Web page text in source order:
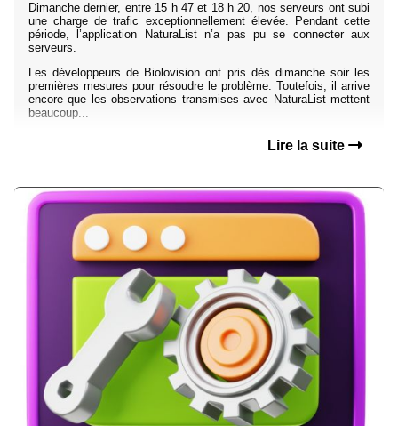
Dimanche dernier, entre 15 h 47 et 18 h 20, nos serveurs ont subi
une charge de trafic exceptionnellement élevée. Pendant cette
période, l’application NaturaList n’a pas pu se connecter aux
serveurs.
Les développeurs de Biolovision ont pris dès dimanche soir les
premières mesures pour résoudre le problème. Toutefois, il arrive
encore que les observations transmises avec NaturaList mettent
beaucoup...
Lire la suite